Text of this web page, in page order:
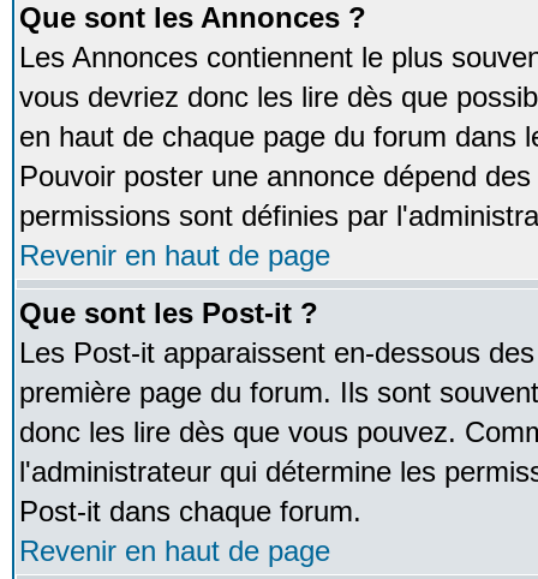
Que sont les Annonces ?
Les Annonces contiennent le plus
vous devriez donc les lire dès que
en haut de chaque page du forum dans
Pouvoir poster une annonce dépend
permissions sont définies par
Revenir en haut de page
Que sont les Post-it ?
Les Post-it apparaissent en-dessous
première page du forum. Ils sont
donc les lire dès que vous pouvez.
l'administrateur qui détermine les
Post-it dans chaque forum.
Revenir en haut de page